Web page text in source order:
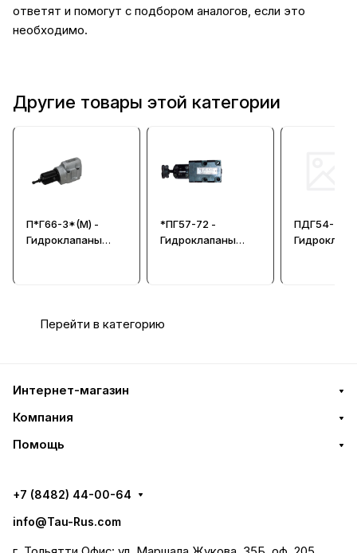
ответят и помогут с подбором аналогов, если это
необходимо.
Другие товары этой категории
П*Г66-3*(М) -
Гидроклапаны
монтаж)
*ПГ57-72 -
Гидроклапаны
ПДГ54-35М
Перейти в категорию
Интернет-магазин
Компания
Помощь
+7 (8482) 44-00-64
info@Tau-Rus.com